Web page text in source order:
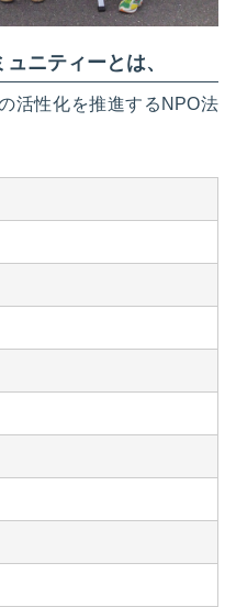
ニティーとは、
活性化を推進するNPO法